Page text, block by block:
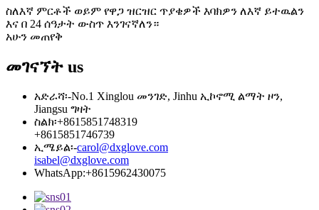
ስለእኛ ምርቶች ወይም የዋጋ ዝርዝር ጥያቄዎች እባክዎን ለእኛ ይተዉልን
እና በ 24 ሰዓታት ውስጥ እንገናኛለን።
አሁን መጠየቅ
መገናኘት us
አድራሻ፡-No.1 Xinglou መንገድ, Jinhu ኢኮኖሚ ልማት ዞን,
Jiangsu ግዛት
ስልክ፡+8615851748319
+8615851746739
ኢሜይል፡-carol@dxglove.com
isabel@dxglove.com
WhatsApp:+8615962430075